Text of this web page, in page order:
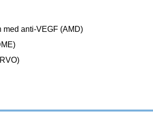
med anti-VEGF (AMD)